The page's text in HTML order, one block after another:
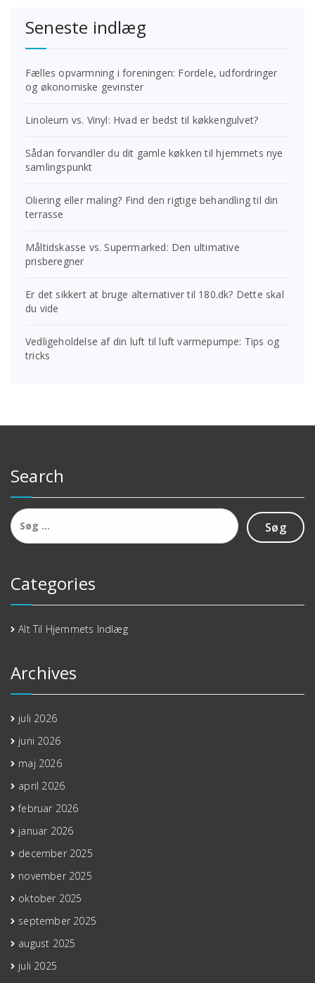
Seneste indlæg
Fælles opvarmning i foreningen: Fordele, udfordringer
og økonomiske gevinster
Linoleum vs. Vinyl: Hvad er bedst til køkkengulvet?
Sådan forvandler du dit gamle køkken til hjemmets nye
samlingspunkt
Oliering eller maling? Find den rigtige behandling til din
terrasse
Måltidskasse vs. Supermarked: Den ultimative
prisberegner
Er det sikkert at bruge alternativer til 180.dk? Dette skal
du vide
Vedligeholdelse af din luft til luft varmepumpe: Tips og
tricks
Search
Søg
efter:
Categories
Alt Til Hjemmets Indlæg
Archives
juli 2026
juni 2026
maj 2026
april 2026
februar 2026
januar 2026
december 2025
november 2025
oktober 2025
september 2025
august 2025
juli 2025